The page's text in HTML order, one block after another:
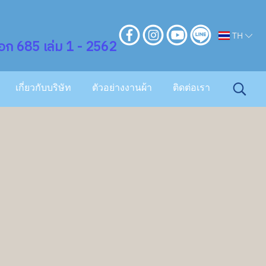
685 เล่ม 1 - 2562
TH
เกี่ยวกับบริษัท ตัวอย่างงานผ้า ติดต่อเรา